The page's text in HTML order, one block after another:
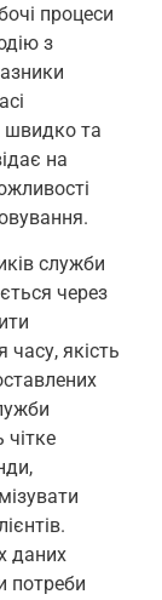
процеси
з
швидко та
на
служби
через
часу, якість
даних
потреби